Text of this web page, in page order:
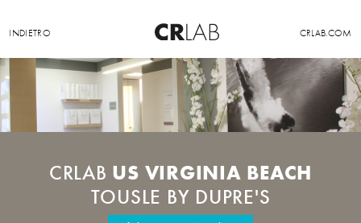
INDIETRO CRLAB.COM
CRLAB US VIRGINIA BEACH
TOUSLE BY DUPRE'S